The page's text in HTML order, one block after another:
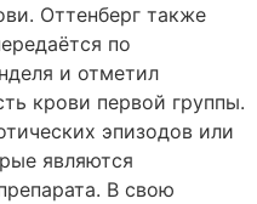
Оттенберг также
по
и отметил
крови первой группы.
эпизодов или
являются
В свою